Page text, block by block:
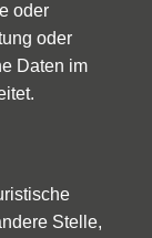
oder
oder
Daten im
Stelle,